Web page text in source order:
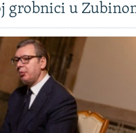
grobnici u